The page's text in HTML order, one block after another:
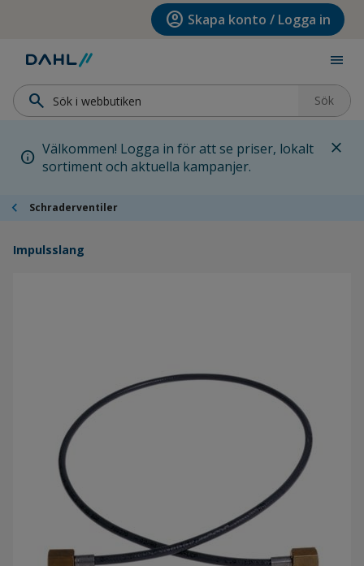
Hoppa till huvudinnehållet account_circle Skapa konto / Logga in
menu
search Sök
info Välkommen! Logga in för att se priser, lokalt
sortiment och aktuella kampanjer.
close
chevron_left Schraderventiler
Impulsslang